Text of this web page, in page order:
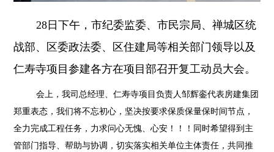
28日下午，市纪委监委、市民宗局、禅城区统
战部、区委政法委、区住建局等相关部门领导以及
仁寿寺项目参建各方在项目部召开复工动员大会。
会上，我司总经理、仁寿寺项目负责人邹辉銮代表房建集团
郑重表态，我们将不忘初心，坚决按要求保质保量保时间节点，
全力完成工程任务，力求问心无愧、心安！！！同时希望得到主
管部门指导、帮助与协调，切实落实相关单位主体责任，共同推